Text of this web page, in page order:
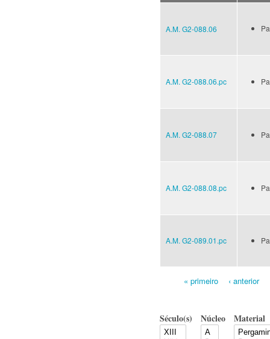
A.M. G2-088.06
A.M. G2-088.06.pc
A.M. G2-088.07
A.M. G2-088.08.pc
A.M. G2-089.01.pc
« primeiro ‹ anterior
Século(s) Núcleo Material